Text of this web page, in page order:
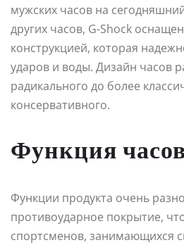
мужских часов на
других часов, G-Shock
конструкцией, которая
ударов и воды. Дизайн часов
радикального до более
консервативного.
Функция
Функции продукта очень
противоударное покрытие,
спортсменов, занимающихся